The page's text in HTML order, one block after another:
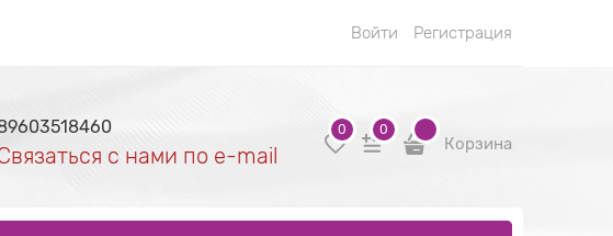
Войти Регистрация
с нами по e-mail
0 0
Корзина